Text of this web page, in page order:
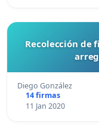
Recolección de
Diego González
14 firmas
11 Jan 2020